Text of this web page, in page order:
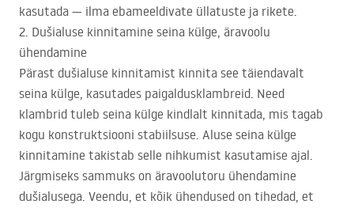
kasutada — ilma ebameeldivate üllatuste ja rikete.
2. Dušialuse kinnitamine seina külge, äravoolu
ühendamine
Pärast dušialuse kinnitamist kinnita see täiendavalt
seina külge, kasutades paigaldusklambreid. Need
klambrid tuleb seina külge kindlalt kinnitada, mis tagab
kogu konstruktsiooni stabiilsuse. Aluse seina külge
kinnitamine takistab selle nihkumist kasutamise ajal.
Järgmiseks sammuks on äravoolutoru ühendamine
dušialusega. Veendu, et kõik ühendused on tihedad, et